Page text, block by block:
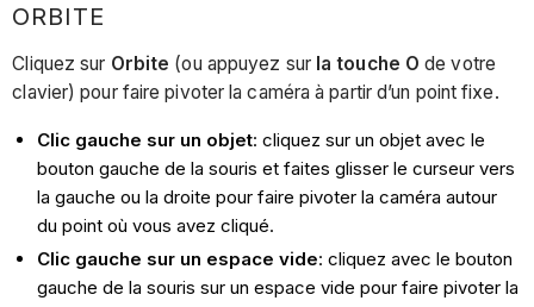
ORBITE
Cliquez sur Orbite (ou appuyez sur la touche O de votre
clavier) pour faire pivoter la caméra à partir d’un point fixe.
Clic gauche sur un objet: cliquez sur un objet avec le
bouton gauche de la souris et faites glisser le curseur vers
la gauche ou la droite pour faire pivoter la caméra autour
du point où vous avez cliqué.
Clic gauche sur un espace vide: cliquez avec le bouton
gauche de la souris sur un espace vide pour faire pivoter la